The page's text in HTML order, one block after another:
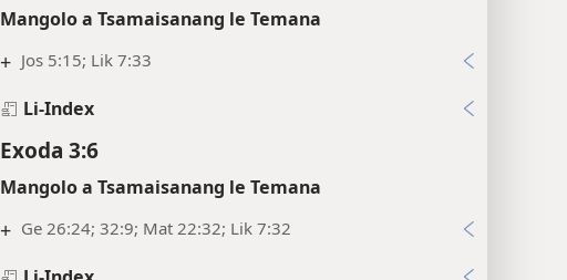
Mangolo a Tsamaisanang le Temana
+ Jos 5:15; Lik 7:33
Li-Index
Exoda 3:6
Mangolo a Tsamaisanang le Temana
+ Ge 26:24; 32:9; Mat 22:32; Lik 7:32